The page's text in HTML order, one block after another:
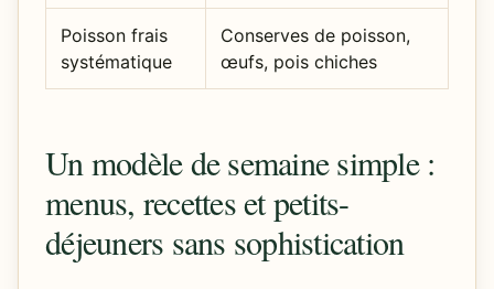
Poisson frais
systématique
Conserves de poisson,
œufs, pois chiches
Un modèle de semaine simple :
menus, recettes et petits-
déjeuners sans sophistication